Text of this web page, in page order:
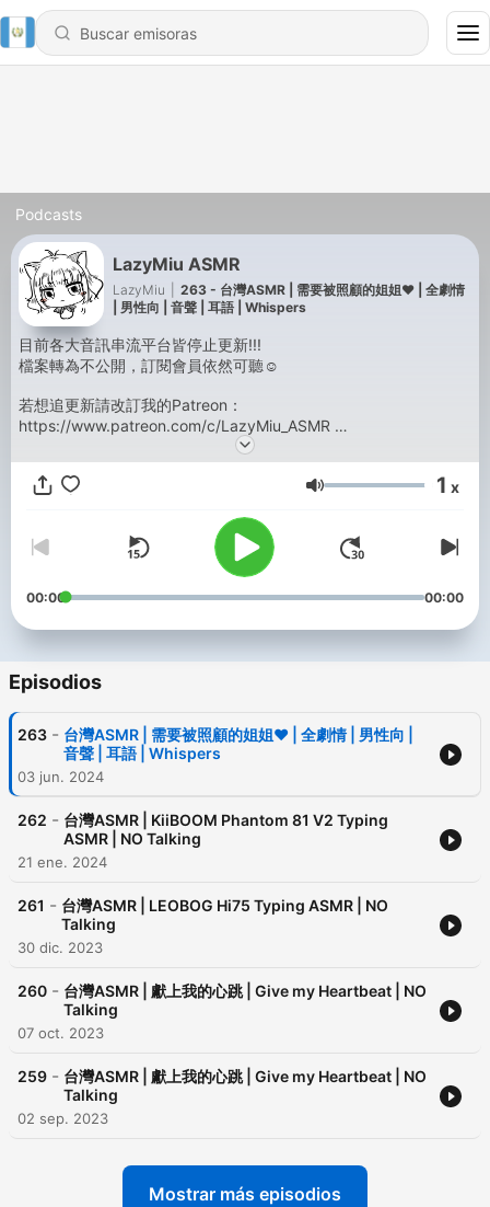
Podcasts
LazyMiu ASMR
LazyMiu
263 - 台灣ASMR | 需要被照顧的姐姐❤️ | 全劇情
| 男性向 | 音聲 | 耳語 | Whispers
目前各大音訊串流平台皆停止更新!!!
檔案轉為不公開，訂閱會員依然可聽☺️
若想追更新請改訂我的Patreon：
https://www.patreon.com/c/LazyMiu_ASMR
或者來聽我的直播Twitch：https://www.twitch.tv/lazymiu_asmr
Powered by
Volumen 1 x
00:00 00:00
Episodios
263 - 台灣ASMR | 需要被照顧的姐姐❤️ | 全劇情 | 男性向 |
音聲 | 耳語 | Whispers
03 jun. 2024
262 - 台灣ASMR | KiiBOOM Phantom 81 V2 Typing
ASMR | NO Talking
21 ene. 2024
261 - 台灣ASMR | LEOBOG Hi75 Typing ASMR | NO
Talking
30 dic. 2023
260 - 台灣ASMR | 獻上我的心跳 | Give my Heartbeat | NO
Talking
07 oct. 2023
259 - 台灣ASMR | 獻上我的心跳 | Give my Heartbeat | NO
Talking
02 sep. 2023
Mostrar más episodios